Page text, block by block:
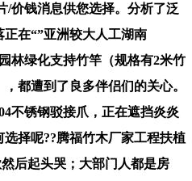
/价钱消息供您选择。分析了泛
在“”亚洲较大人工湖南
林绿化支持竹竿（规格有2米竹
都遭到了良多伴侣们的关心。
不锈钢驳接爪，正在遮挡炎炎
择呢??腾福竹木厂家工程扶植
后起头哭；大部门人都是房